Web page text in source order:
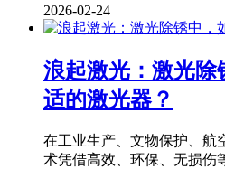
2026-02-24
浪起激光：激光除
适的激光器？
在工业生产、文物保护、航
术凭借高效、环保、无损伤